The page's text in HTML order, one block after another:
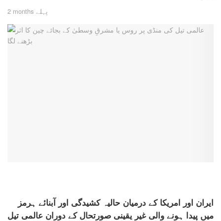
2 months پہلے
ایران اور امریکا کے درمیان حالیہ کشیدگی اور آبنائے ہرمز
میں پیدا ہونے والی غیر یقینی صورتحال کے دوران عالمی تیل